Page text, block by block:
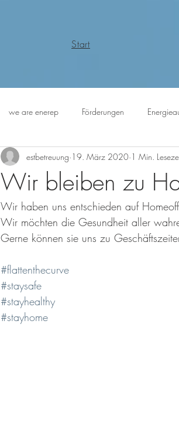
Start
we are enerep Förderungen
⁣Wir bleiben zu
estbetreuung 19. März 2020 1 Min.
Wir haben uns entschieden auf
Wir möchten die Gesundheit aller
Gerne können sie uns zu
#flattenthecurve
#staysafe
#stayhealthy
#stayhome